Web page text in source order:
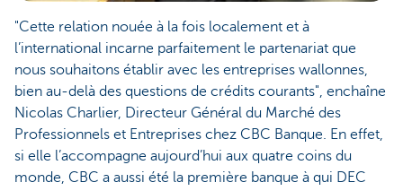
"Cette relation nouée à la fois localement et à
l’international incarne parfaitement le partenariat que
nous souhaitons établir avec les entreprises wallonnes,
bien au-delà des questions de crédits courants", enchaîne
Nicolas Charlier, Directeur Général du Marché des
Professionnels et Entreprises chez CBC Banque. En effet,
si elle l’accompagne aujourd’hui aux quatre coins du
monde, CBC a aussi été la première banque à qui DEC